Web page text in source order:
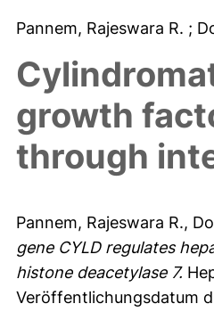
Pannem, Rajeswara R. ;
growth
through
Pannem, Rajeswara R.,
gene CYLD regulates
histone deacetylase 7.
Veröffentlichungsdatum